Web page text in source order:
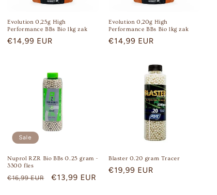
Evolution 0,25g High
Performance BBs Bio 1kg zak
Regular
€14,99 EUR
Evolution 0,20g High
Performance BBs Bio 1kg zak
Regular
€14,99 EUR
Sale
Nuprol RZR Bio BBs 0.25 gram -
3300 fles
Regular
€16,99 EUR
Sale
€13,99 EUR
Blaster 0.20 gram Tracer
Regular
€19,99 EUR